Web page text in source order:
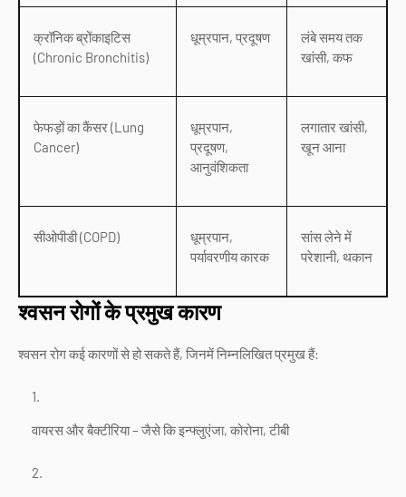
क्रॉनिक ब्रोंकाइटिस
(Chronic Bronchitis)
धूम्रपान, प्रदूषण
लंबे समय तक
खांसी, कफ
फेफड़ों का कैंसर (Lung
Cancer)
धूम्रपान,
प्रदूषण,
आनुवंशिकता
लगातार खांसी,
खून आना
सीओपीडी (COPD)
धूम्रपान,
पर्यावरणीय कारक
सांस लेने में
परेशानी, थकान
श्वसन रोगों के प्रमुख कारण
श्वसन रोग कई कारणों से हो सकते हैं, जिनमें निम्नलिखित प्रमुख हैं:
वायरस और बैक्टीरिया – जैसे कि इन्फ्लुएंजा, कोरोना, टीबी